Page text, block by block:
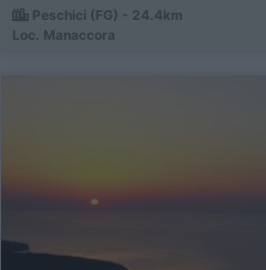
Peschici (FG) - 24.4km
Loc. Manaccora